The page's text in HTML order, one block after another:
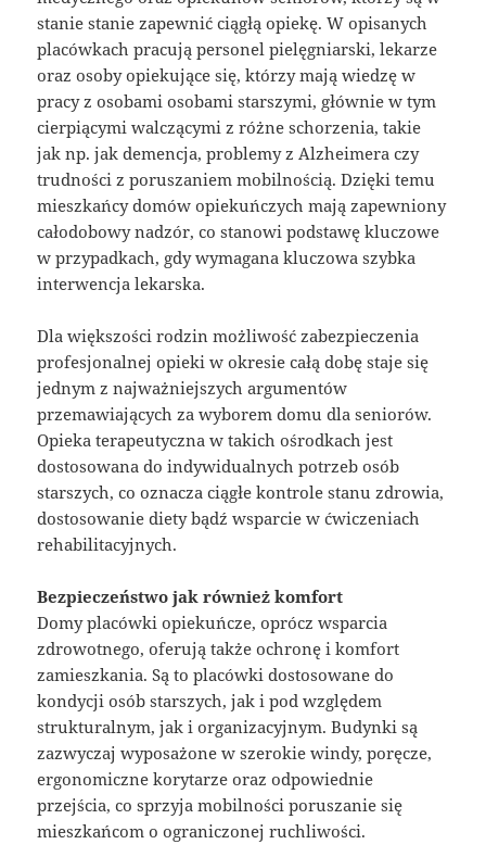
stanie stanie zapewnić ciągłą opiekę. W opisanych
placówkach pracują personel pielęgniarski, lekarze
oraz osoby opiekujące się, którzy mają wiedzę w
pracy z osobami osobami starszymi, głównie w tym
cierpiącymi walczącymi z różne schorzenia, takie
jak np. jak demencja, problemy z Alzheimera czy
trudności z poruszaniem mobilnością. Dzięki temu
mieszkańcy domów opiekuńczych mają zapewniony
całodobowy nadzór, co stanowi podstawę kluczowe
w przypadkach, gdy wymagana kluczowa szybka
interwencja lekarska.
Dla większości rodzin możliwość zabezpieczenia
profesjonalnej opieki w okresie całą dobę staje się
jednym z najważniejszych argumentów
przemawiających za wyborem domu dla seniorów.
Opieka terapeutyczna w takich ośrodkach jest
dostosowana do indywidualnych potrzeb osób
starszych, co oznacza ciągłe kontrole stanu zdrowia,
dostosowanie diety bądź wsparcie w ćwiczeniach
rehabilitacyjnych.
Bezpieczeństwo jak również komfort
Domy placówki opiekuńcze, oprócz wsparcia
zdrowotnego, oferują także ochronę i komfort
zamieszkania. Są to placówki dostosowane do
kondycji osób starszych, jak i pod względem
strukturalnym, jak i organizacyjnym. Budynki są
zazwyczaj wyposażone w szerokie windy, poręcze,
ergonomiczne korytarze oraz odpowiednie
przejścia, co sprzyja mobilności poruszanie się
mieszkańcom o ograniczonej ruchliwości.